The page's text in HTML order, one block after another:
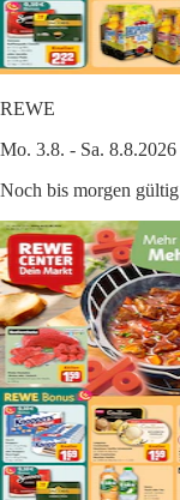
REWE
Mo. 3.8. - Sa. 8.8.2026
Noch bis morgen gültig